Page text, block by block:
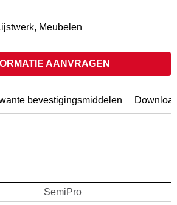
Meubelen
AANVRAGEN
bevestigingsmiddelen
SemiPro